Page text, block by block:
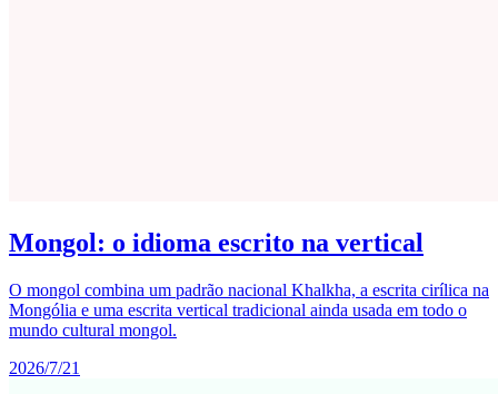
Mongol: o idioma escrito na vertical
O mongol combina um padrão nacional Khalkha, a escrita cirílica na
Mongólia e uma escrita vertical tradicional ainda usada em todo o
mundo cultural mongol.
2026/7/21